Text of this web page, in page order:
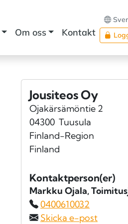
Om oss Kontakt
Jousiteos Oy
Ojakärsämöntie 2
04300 Tuusula
Finland-Region
Finland
Kontaktperson(er)
Markku Ojala,
0400610032
Skicka e-post